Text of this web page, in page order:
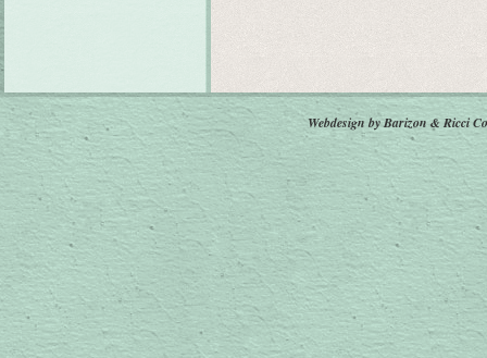
Webdesign by Barizon & Ricci